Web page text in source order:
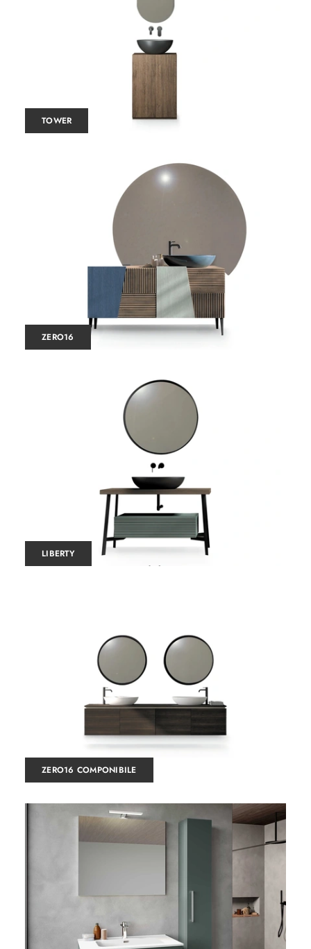
TOWER
ZERO16
LIBERTY
ZERO16 COMPONIBILE